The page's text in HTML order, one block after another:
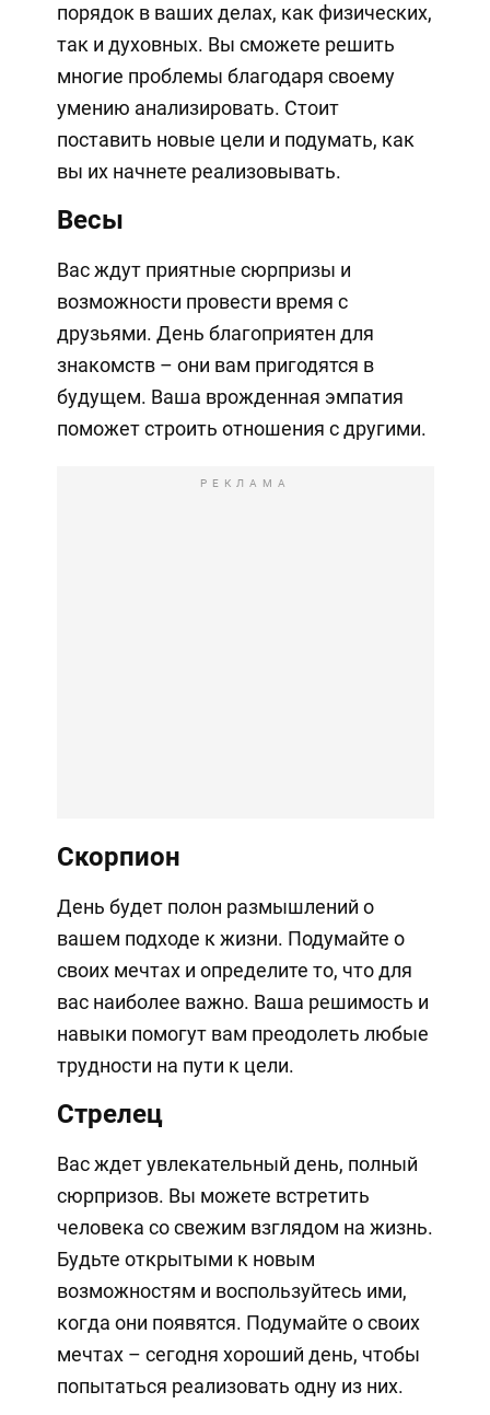
порядок в ваших делах, как физических,
так и духовных. Вы сможете решить
многие проблемы благодаря своему
умению анализировать. Стоит
поставить новые цели и подумать, как
вы их начнете реализовывать.
Весы
Вас ждут приятные сюрпризы и
возможности провести время с
друзьями. День благоприятен для
знакомств – они вам пригодятся в
будущем. Ваша врожденная эмпатия
поможет строить отношения с другими.
РЕКЛАМА
Скорпион
День будет полон размышлений о
вашем подходе к жизни. Подумайте о
своих мечтах и определите то, что для
вас наиболее важно. Ваша решимость и
навыки помогут вам преодолеть любые
трудности на пути к цели.
Стрелец
Вас ждет увлекательный день, полный
сюрпризов. Вы можете встретить
человека со свежим взглядом на жизнь.
Будьте открытыми к новым
возможностям и воспользуйтесь ими,
когда они появятся. Подумайте о своих
мечтах – сегодня хороший день, чтобы
попытаться реализовать одну из них.